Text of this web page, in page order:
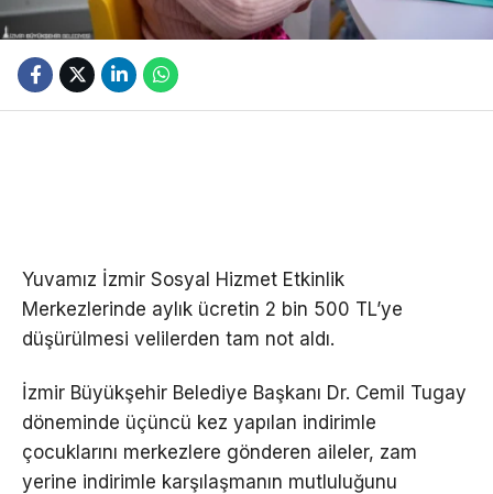
Yuvamız İzmir Sosyal Hizmet Etkinlik
Merkezlerinde aylık ücretin 2 bin 500 TL’ye
düşürülmesi velilerden tam not aldı.
İzmir Büyükşehir Belediye Başkanı Dr. Cemil Tugay
döneminde üçüncü kez yapılan indirimle
çocuklarını merkezlere gönderen aileler, zam
yerine indirimle karşılaşmanın mutluluğunu